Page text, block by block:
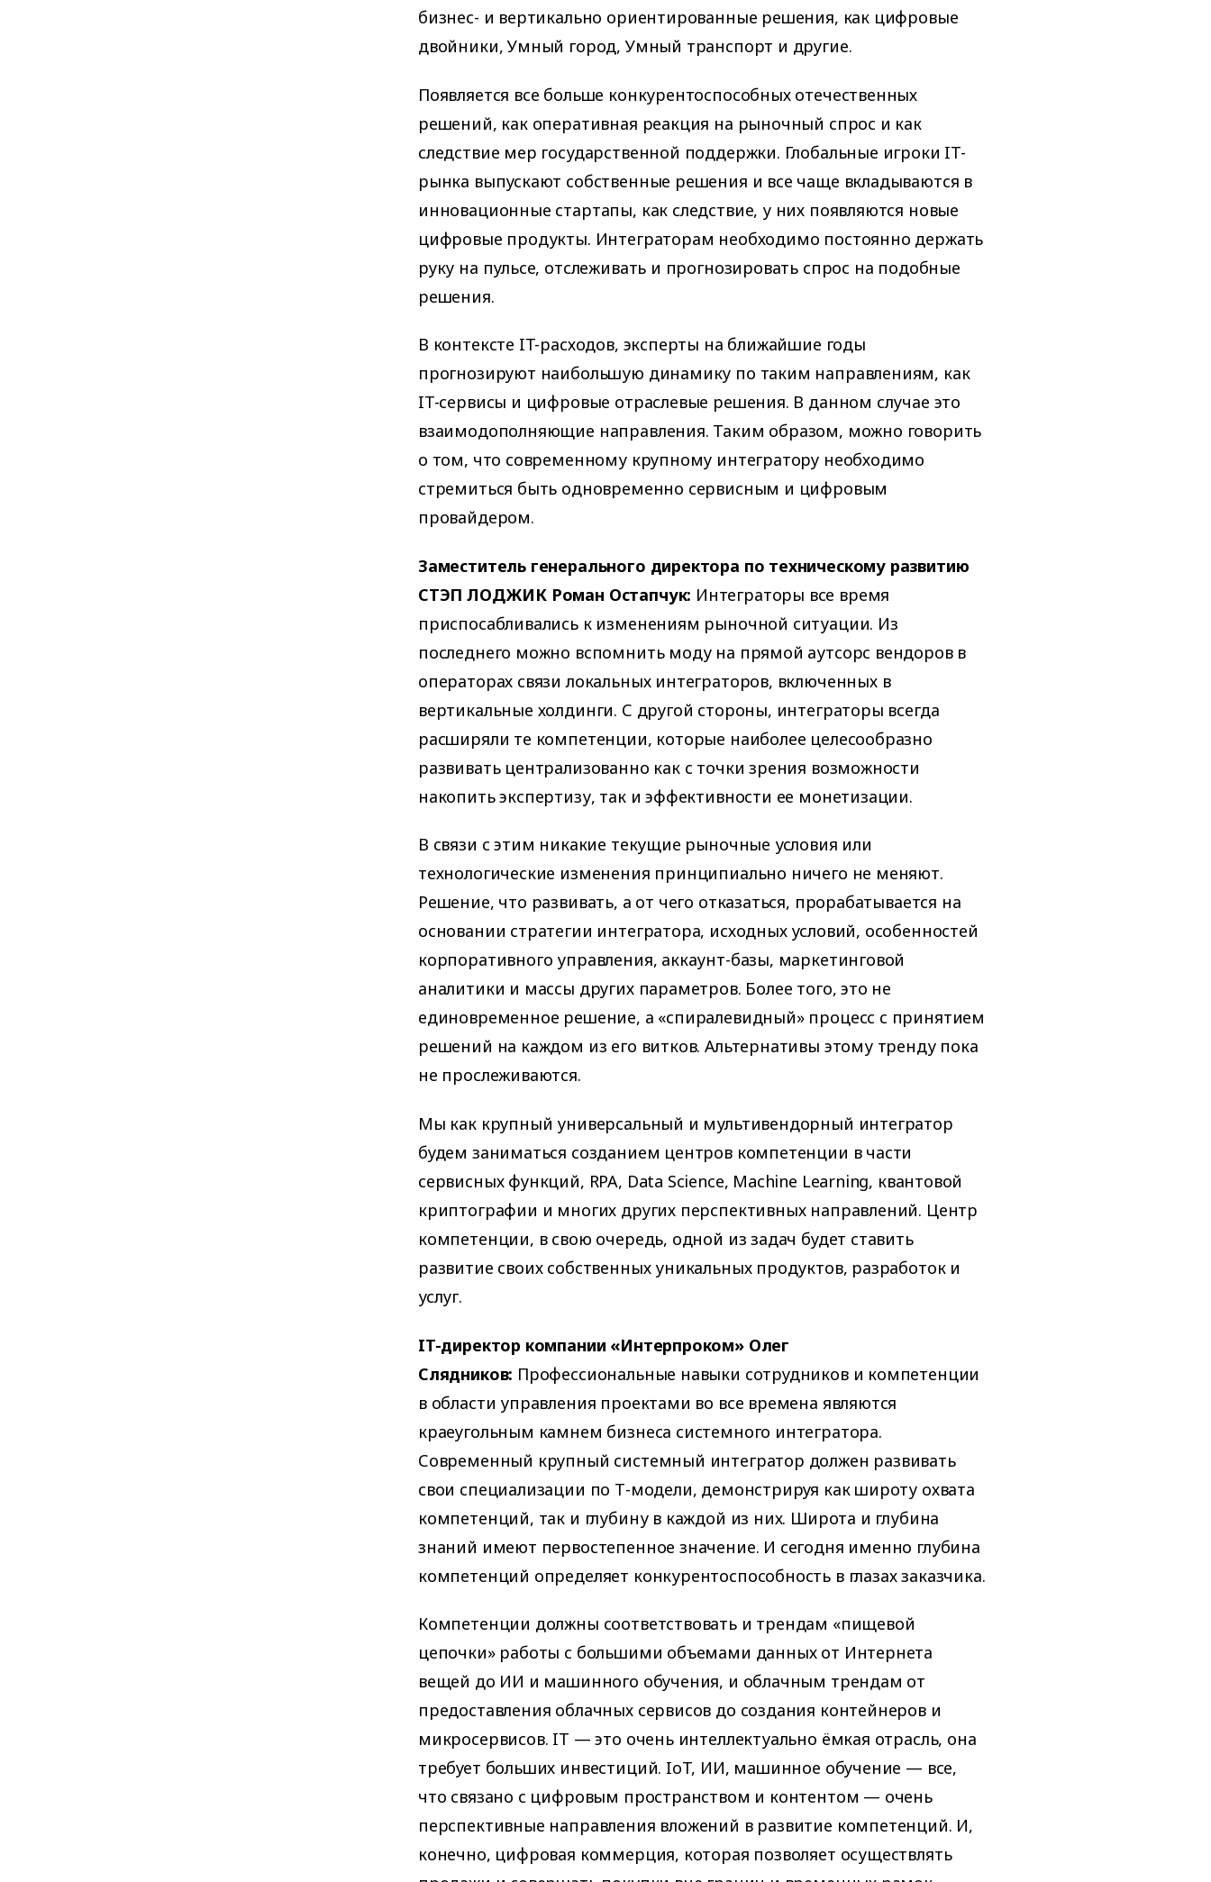
бизнес- и вертикально ориентированные решения, как цифровые
двойники, Умный город, Умный транспорт и другие.
Появляется все больше конкурентоспособных отечественных
решений, как оперативная реакция на рыночный спрос и как
следствие мер государственной поддержки. Глобальные игроки IT-
рынка выпускают собственные решения и все чаще вкладываются в
инновационные стартапы, как следствие, у них появляются новые
цифровые продукты. Интеграторам необходимо постоянно держать
руку на пульсе, отслеживать и прогнозировать спрос на подобные
решения.
В контексте IT-расходов, эксперты на ближайшие годы
прогнозируют наибольшую динамику по таким направлениям, как
IT-сервисы и цифровые отраслевые решения. В данном случае это
взаимодополняющие направления. Таким образом, можно говорить
о том, что современному крупному интегратору необходимо
стремиться быть одновременно сервисным и цифровым
провайдером.
Заместитель генерального директора по техническому развитию
СТЭП ЛОДЖИК Роман Остапчук: Интеграторы все время
приспосабливались к изменениям рыночной ситуации. Из
последнего можно вспомнить моду на прямой аутсорс вендоров в
операторах связи локальных интеграторов, включенных в
вертикальные холдинги. С другой стороны, интеграторы всегда
расширяли те компетенции, которые наиболее целесообразно
развивать централизованно как с точки зрения возможности
накопить экспертизу, так и эффективности ее монетизации.
В связи с этим никакие текущие рыночные условия или
технологические изменения принципиально ничего не меняют.
Решение, что развивать, а от чего отказаться, прорабатывается на
основании стратегии интегратора, исходных условий, особенностей
корпоративного управления, аккаунт-базы, маркетинговой
аналитики и массы других параметров. Более того, это не
единовременное решение, а «спиралевидный» процесс с принятием
решений на каждом из его витков. Альтернативы этому тренду пока
не прослеживаются.
Мы как крупный универсальный и мультивендорный интегратор
будем заниматься созданием центров компетенции в части
сервисных функций, RPA, Data Science, Machine Learning, квантовой
криптографии и многих других перспективных направлений. Центр
компетенции, в свою очередь, одной из задач будет ставить
развитие своих собственных уникальных продуктов, разработок и
услуг.
IT-директор компании «Интерпроком» Олег
Слядников: Профессиональные навыки сотрудников и компетенции
в области управления проектами во все времена являются
краеугольным камнем бизнеса системного интегратора.
Современный крупный системный интегратор должен развивать
свои специализации по Т-модели, демонстрируя как широту охвата
компетенций, так и глубину в каждой из них. Широта и глубина
знаний имеют первостепенное значение. И сегодня именно глубина
компетенций определяет конкурентоспособность в глазах заказчика.
Компетенции должны соответствовать и трендам «пищевой
цепочки» работы с большими объемами данных от Интернета
вещей до ИИ и машинного обучения, и облачным трендам от
предоставления облачных сервисов до создания контейнеров и
микросервисов. IT — это очень интеллектуально ёмкая отрасль, она
требует больших инвестиций. IoT, ИИ, машинное обучение — все,
что связано с цифровым пространством и контентом — очень
перспективные направления вложений в развитие компетенций. И,
конечно, цифровая коммерция, которая позволяет осуществлять